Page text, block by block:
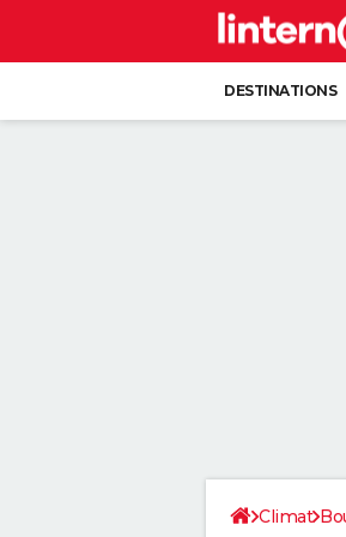
DESTINATIONS
Climat